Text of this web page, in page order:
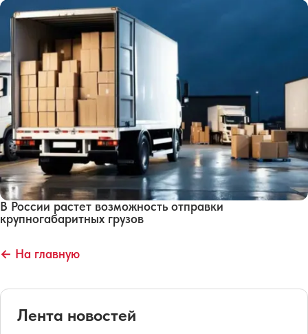
В России растет возможность отправки
крупногабаритных грузов
← На главную
Лента новостей